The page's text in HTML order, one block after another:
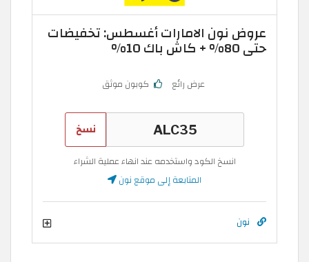
عروض نون الامارات أغسطس: تخفيضات
حتى 80% + كاش باك 10%
عرض رائع كوبون موثق
نسخ
انسخ الكود واستخدمه عند انهاء عملية الشراء
المتابعة إلى موقع نون
نون